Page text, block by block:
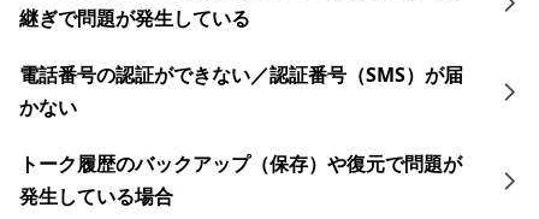
継ぎで問題が発生している
電話番号の認証ができない／認証番号（SMS）が届
かない
トーク履歴のバックアップ（保存）や復元で問題が
発生している場合